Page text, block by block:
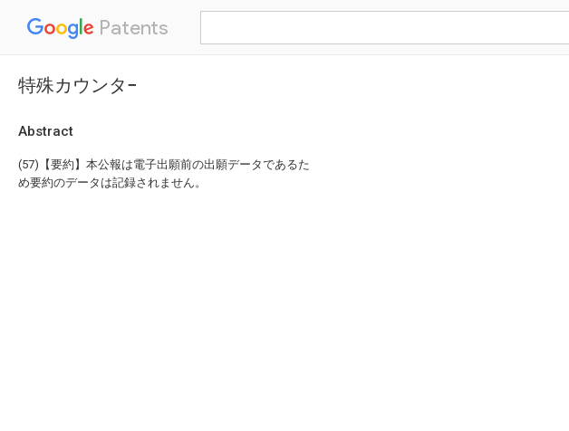
Patents
特殊カウンタ−
Abstract
(57)【要約】本公報は電子出願前の出願データであるた
め要約のデータは記録されません。